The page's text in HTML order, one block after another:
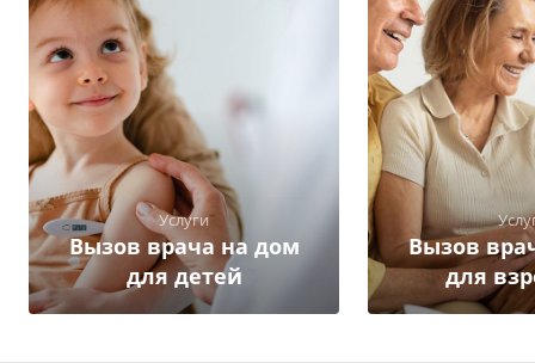
Услуги
Вызов врача на дом
для детей
Вызов
для